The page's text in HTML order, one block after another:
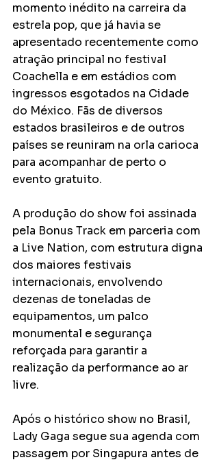
momento inédito na carreira da
estrela pop, que já havia se
apresentado recentemente como
atração principal no festival
Coachella e em estádios com
ingressos esgotados na Cidade
do México. Fãs de diversos
estados brasileiros e de outros
países se reuniram na orla carioca
para acompanhar de perto o
evento gratuito.
A produção do show foi assinada
pela Bonus Track em parceria com
a Live Nation, com estrutura digna
dos maiores festivais
internacionais, envolvendo
dezenas de toneladas de
equipamentos, um palco
monumental e segurança
reforçada para garantir a
realização da performance ao ar
livre.
Após o histórico show no Brasil,
Lady Gaga segue sua agenda com
passagem por Singapura antes de